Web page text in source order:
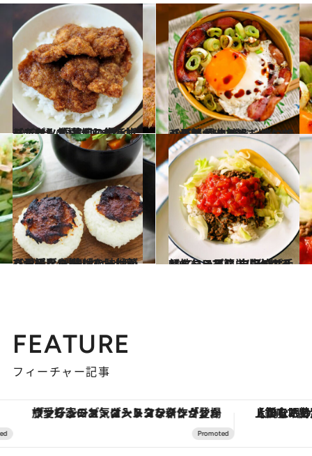
2022.10.6
【ごはんが止まらない丼レシピ】 福井県の極旨ソースカツ丼 薄切り肉を折りたたんで揚げて！
グルメ 2022.10.5
【元気が出る朝ごはんレシピ】 白央流ベーコンエッグ丼 長ネギを一緒に焼くのがポイント！
グルメ
2022.10.4
【愛媛県・松山のお土産レシピ】 鯛味噌のっけ焼きおにぎり 焦げた味噌がたまらない！
グルメ 2022.10.3
【忙しい日に！ ワンプレートレシピ】 白央流お手軽タコライス 市販のサルサソースで簡単に作れる
グルメ
FEATURE
フィーチャー記事
ヴァシュロン・コンスタンタン「オーヴァーシーズ・オートマティック」。旅愛好家のお気に入りコレクションから、ジェンダーレスな新作が登場 【銀座で出合う最旬美容】美髪ケアや上質